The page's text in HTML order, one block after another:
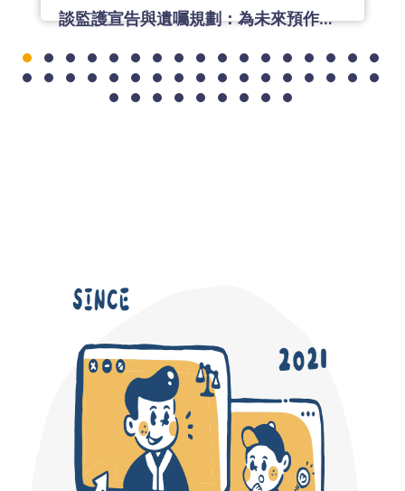
談監護宣告與遺囑規劃：為未來預作準備，是對家人最溫柔的安排
在高齡化社會中，失智症與身心障礙不再是少數家
庭才會面對的問題。 台灣已邁入高齡社會，失智症
與身心障礙人口逐年增加， 當一個人喪失判斷能力
莊舒涵律師